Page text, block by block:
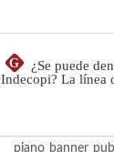
G
¿Se puede
Indecopi? La línea